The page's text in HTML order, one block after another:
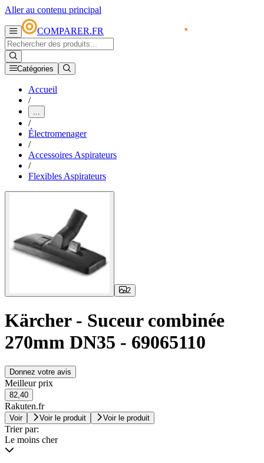
Aller au contenu principal
COMPARER.FR
Catégories
Accueil
/
...
/
Électromenager
/
Accessoires Aspirateurs
/
Flexibles Aspirateurs
2
Kärcher - Suceur combinée
270mm DN35 - 69065110
Donnez votre avis
Meilleur prix
82,40
Rakuten.fr
Voir Voir le produit Voir le produit
Trier par:
Le moins cher